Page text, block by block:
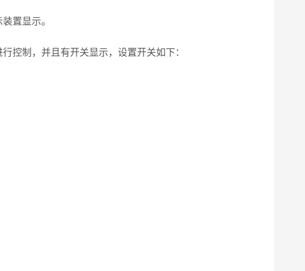
置显示。
控制，并且有开关显示，设置开关如下：